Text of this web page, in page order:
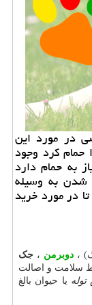
در مورد این
كرد وجود
به حمام دارد
به وسیله
در مورد خرید
، دوبرمن ، جک
سلامت و اصالت
یا حیوان بالغ